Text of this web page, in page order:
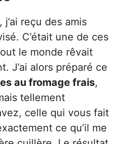
reçu des amis
C’était une de ces
le monde rêvait
J’ai alors préparé ce
au fromage frais,
tellement
celle qui vous fait
ce qu’il me